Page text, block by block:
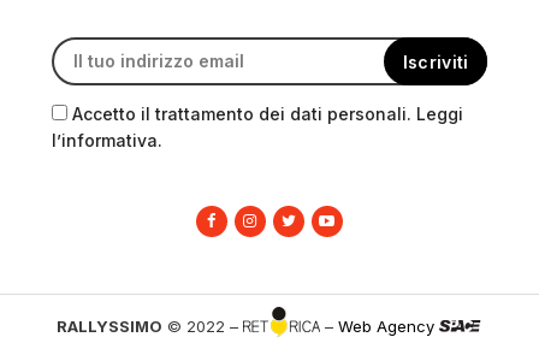
Accetto il trattamento dei dati personali. Leggi
l’informativa.
RALLYSSIMO © 2022 – –Web Agency